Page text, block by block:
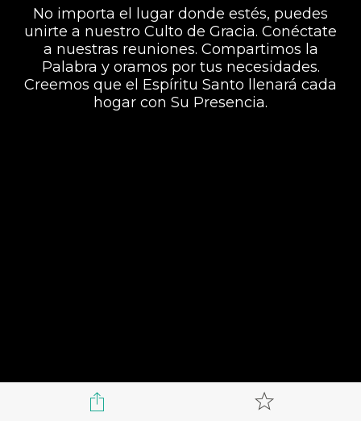
No importa el lugar donde estés, puedes
unirte a nuestro Culto de Gracia. Conéctate
a nuestras reuniones. Compartimos la
Palabra y oramos por tus necesidades.
Creemos que el Espíritu Santo llenará cada
hogar con Su Presencia.